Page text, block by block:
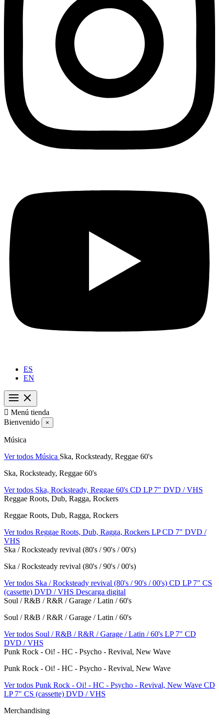
ES
EN
 Menú tienda
Bienvenido
×
Música
Ver todos Música Ska, Rocksteady, Reggae 60's
Ska, Rocksteady, Reggae 60's
Ver todos Ska, Rocksteady, Reggae 60's CD LP 7" DVD / VHS
Reggae Roots, Dub, Ragga, Rockers
Reggae Roots, Dub, Ragga, Rockers
Ver todos Reggae Roots, Dub, Ragga, Rockers LPCD 7" DVD /
VHS
Ska / Rocksteady revival (80's / 90's / 00's)
Ska / Rocksteady revival (80's / 90's / 00's)
Ver todos Ska / Rocksteady revival (80's / 90's / 00's) CD LP 7" CS
(cassette) DVD / VHS Descarga digital
Soul / R&B / R&R / Garage / Latin / 60's
Soul / R&B / R&R / Garage / Latin / 60's
Ver todos Soul / R&B / R&R / Garage / Latin / 60's LP 7" CD
DVD / VHS
Punk Rock - Oi! - HC - Psycho - Revival, New Wave
Punk Rock - Oi! - HC - Psycho - Revival, New Wave
Ver todos Punk Rock - Oi! - HC - Psycho - Revival, New Wave CD
LP 7" CS (cassette) DVD / VHS
Merchandising